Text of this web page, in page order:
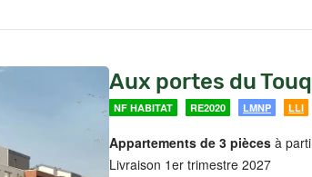
Aux portes du
NF HABITAT RE2020 LMNP LLI
Appartements de 3 pièces à
Livraison 1er trimestre 2027